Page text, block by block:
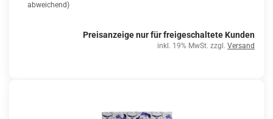
abweichend)
Preisanzeige nur für freigeschaltete Kunden
inkl. 19% MwSt. zzgl. Versand